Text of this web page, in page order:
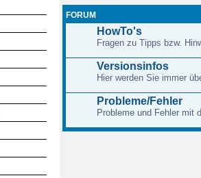
FORUM
HowTo's
Fragen zu Tipps bzw.
Versionsinfos
Hier werden Sie immer
Probleme/Fehler
Probleme und Fehler mit